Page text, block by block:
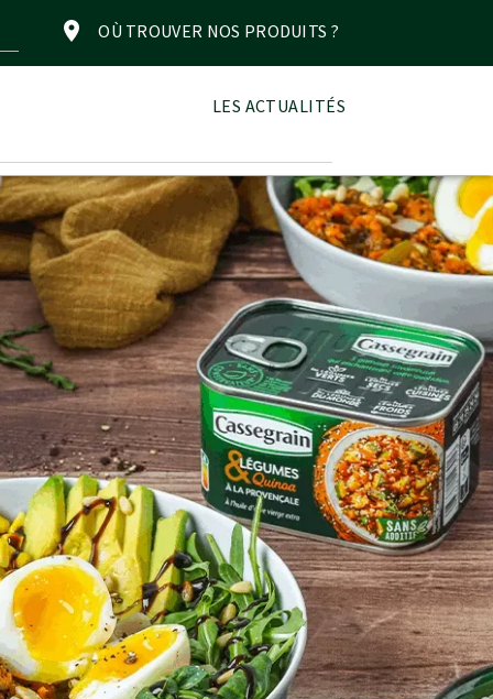
OÙ TROUVER NOS PRODUITS ?
LES ACTUALITÉS